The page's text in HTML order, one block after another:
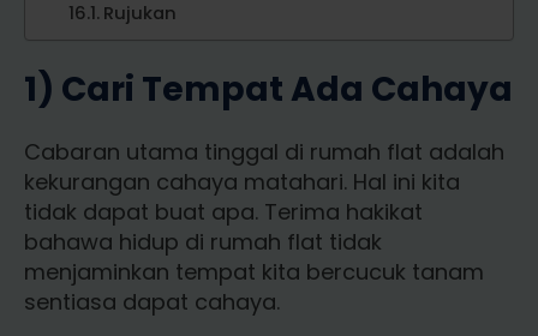
Rujukan
1) Cari Tempat Ada Cahaya
Cabaran utama tinggal di rumah flat adalah
kekurangan cahaya matahari. Hal ini kita
tidak dapat buat apa. Terima hakikat
bahawa hidup di rumah flat tidak
menjaminkan tempat kita bercucuk tanam
sentiasa dapat cahaya.